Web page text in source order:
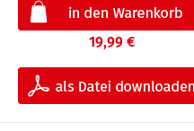
19,99 €